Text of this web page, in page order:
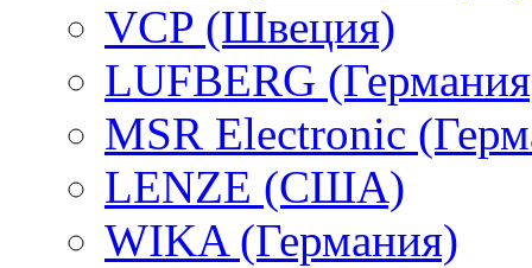
VCP (Швеция)
LUFBERG
MSR Electronic
LENZE (США)
WIKA (Германия)